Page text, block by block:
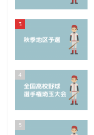
3
4
5